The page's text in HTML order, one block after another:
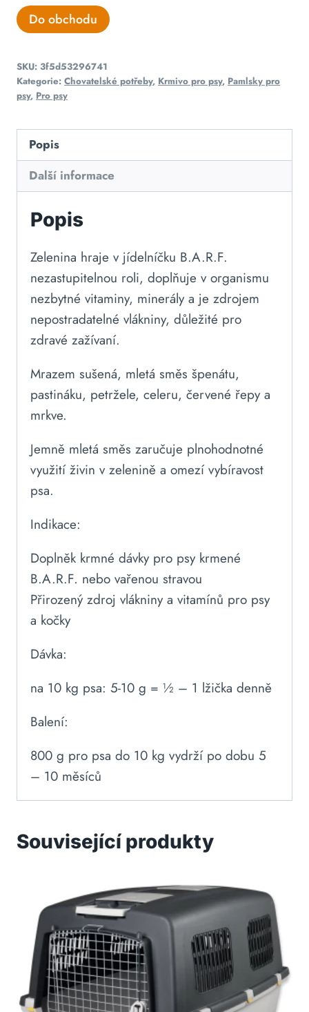
Do obchodu
SKU: 3f5d53296741
Kategorie: Chovatelské potřeby, Krmivo pro psy, Pamlsky pro
psy, Pro psy
Popis
Další informace
Popis
Zelenina hraje v jídelníčku B.A.R.F.
nezastupitelnou roli, doplňuje v organismu
nezbytné vitaminy, minerály a je zdrojem
nepostradatelné vlákniny, důležité pro
zdravé zažívaní.
Mrazem sušená, mletá směs špenátu,
pastináku, petržele, celeru, červené řepy a
mrkve.
Jemně mletá směs zaručuje plnohodnotné
využití živin v zelenině a omezí vybíravost
psa.
Indikace:
Doplněk krmné dávky pro psy krmené
B.A.R.F. nebo vařenou stravou
Přirozený zdroj vlákniny a vitamínů pro psy
a kočky
Dávka:
na 10 kg psa: 5-10 g = ½ – 1 lžička denně
Balení:
800 g pro psa do 10 kg vydrží po dobu 5
– 10 měsíců
Související produkty